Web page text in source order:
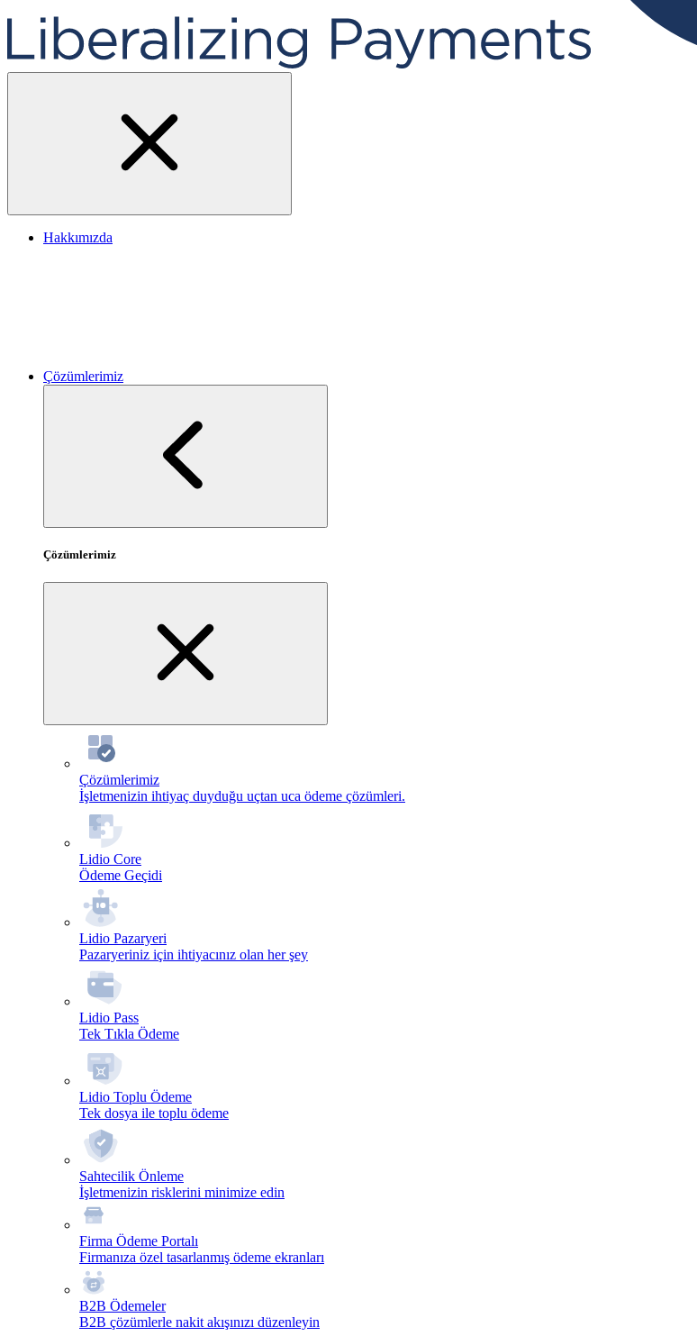
Hakkımızda
Çözümlerimiz
Çözümlerimiz
Çözümlerimiz
İşletmenizin ihtiyaç duyduğu uçtan uca ödeme çözümleri.
Lidio Core
Ödeme Geçidi
Lidio Pazaryeri
Pazaryeriniz için ihtiyacınız olan her şey
Lidio Pass
Tek Tıkla Ödeme
Lidio Toplu Ödeme
Tek dosya ile toplu ödeme
Sahtecilik Önleme
İşletmenizin risklerini minimize edin
Firma Ödeme Portalı
Firmanıza özel tasarlanmış ödeme ekranları
B2B Ödemeler
B2B çözümlerle nakit akışınızı düzenleyin